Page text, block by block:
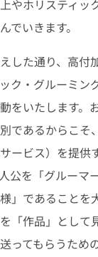
やホリスティッ
でいきます。
した通り、高付
ク・グルーミン
をいたします。
であるからこそ
ービス）を提供
公を「グルーマ
」であることを
「作品」として
ってもらうため